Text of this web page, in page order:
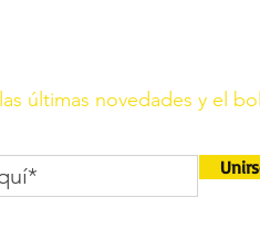
últimas novedades y el